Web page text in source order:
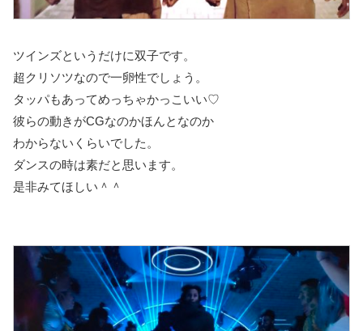
ツインズというだけに双子です。
超クリソツなので一卵性でしょう。
タッパもあってめっちゃかっこいい♡
彼らの動きがCGなのかほんとなのか
わからないくらいでした。
ダンスの時は素だと思います。
是非みてほしい＾＾